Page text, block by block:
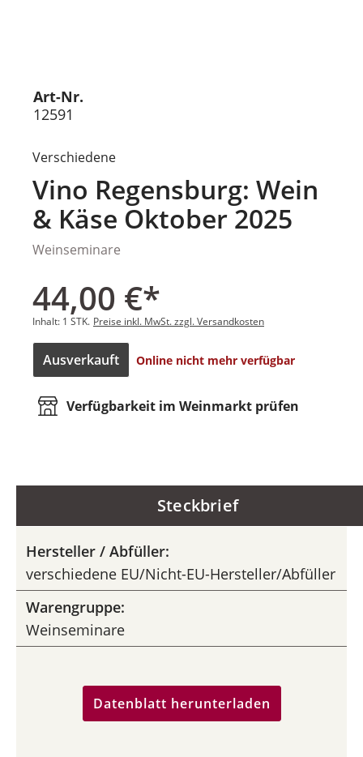
Art-Nr.
12591
Verschiedene
Vino Regensburg: Wein
& Käse Oktober 2025
Weinseminare
44,00 €*
Inhalt: 1 STK. Preise inkl. MwSt. zzgl. Versandkosten
Ausverkauft Online nicht mehr verfügbar
Verfügbarkeit im Weinmarkt prüfen
Steckbrief
Hersteller / Abfüller:
verschiedene EU/Nicht-EU-Hersteller/Abfüller
Warengruppe:
Weinseminare
Datenblatt herunterladen